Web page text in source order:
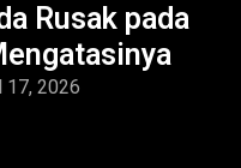
Rusak pada
17, 2026